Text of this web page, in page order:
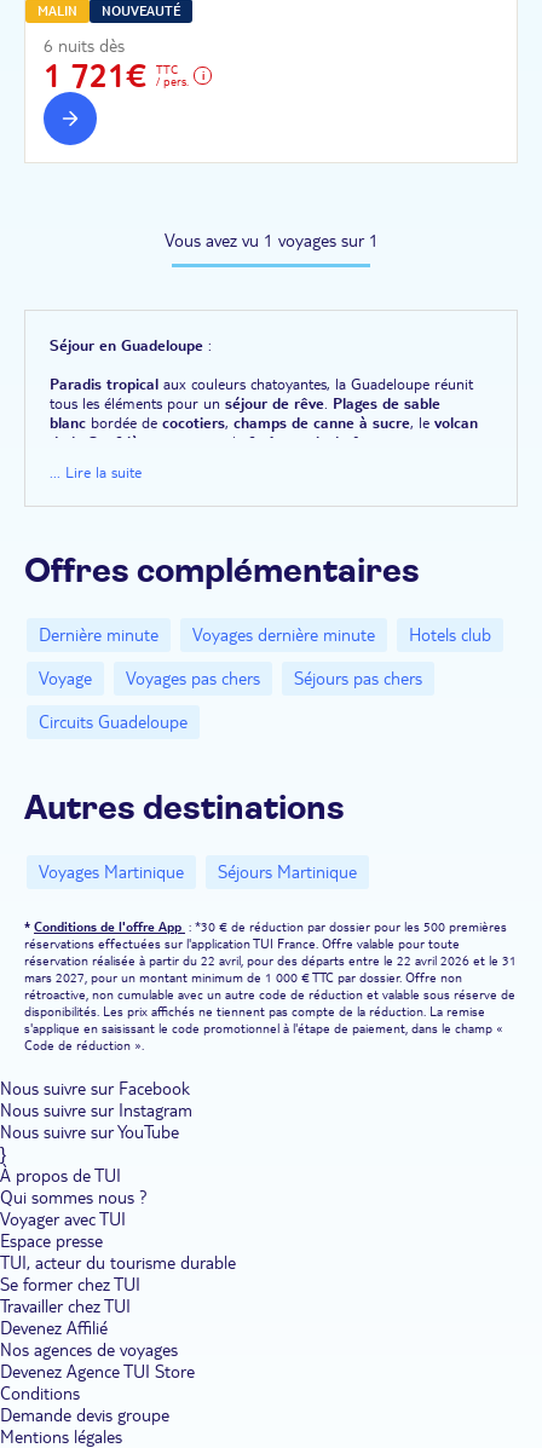
MALIN NOUVEAUTÉ
6 nuits dès
1 721€
TTC
/ pers.
Vous avez vu 1 voyages sur 1
Séjour en Guadeloupe :
Paradis tropical aux couleurs chatoyantes, la Guadeloupe réunit
tous les éléments pour un séjour de rêve Plages de sable
blanc bordée de cocotiers, champs de canne à sucre, le volcan
de la Soufrière
, ou encore la forêt tropicale
forment
également par sa culture, que vous prendrez plaisir à découvrir à
voyageurs succombent. Profitez des meilleures offres TUI pour
vivre un véritable rêve entre vert et bleu.
... Lire la suite
Offres complémentaires
Dernière minute Voyages dernière minute
Hotels club
Voyage
Voyages pas chers
Séjours pas chers
Circuits Guadeloupe
Autres destinations
Voyages Martinique Séjours Martinique
* Conditions de l'offre App : *30 € de réduction par dossier pour les 500 premières
réservations effectuées sur l'application TUI France. Offre valable pour toute
réservation réalisée à partir du 22 avril, pour des départs entre le 22 avril 2026 et le 31
mars 2027, pour un montant minimum de 1 000 € TTC par dossier. Offre non
rétroactive, non cumulable avec un autre code de réduction et valable sous réserve de
disponibilités. Les prix affichés ne tiennent pas compte de la réduction. La remise
s'applique en saisissant le code promotionnel à l'étape de paiement, dans le champ «
Code de réduction ».
Nous suivre sur Facebook
Nous suivre sur Instagram
Nous suivre sur YouTube
}
À propos de TUI
Qui sommes nous ?
Voyager avec TUI
Espace presse
TUI, acteur du tourisme durable
Se former chez TUI
Travailler chez TUI
Devenez Affilié
Nos agences de voyages
Devenez Agence TUI Store
Conditions
Demande devis groupe
Mentions légales